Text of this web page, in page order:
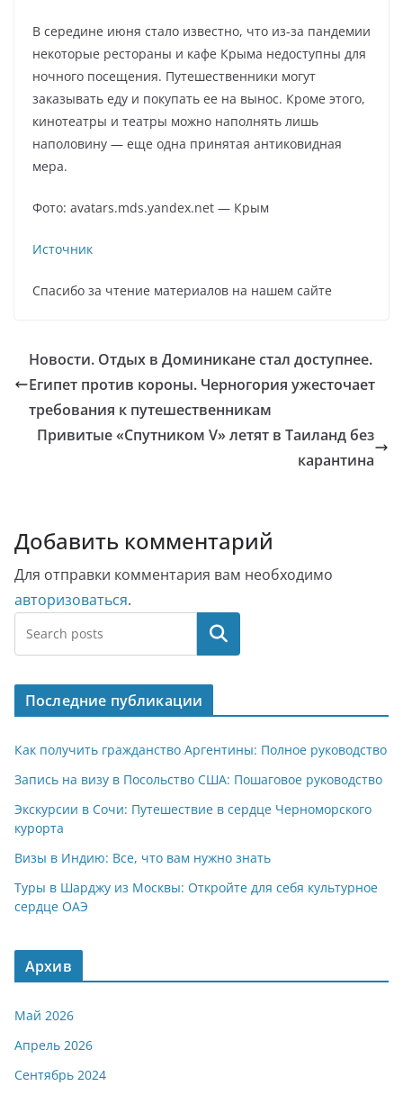
В середине июня стало известно, что из-за пандемии
некоторые рестораны и кафе Крыма недоступны для
ночного посещения. Путешественники могут
заказывать еду и покупать ее на вынос. Кроме этого,
кинотеатры и театры можно наполнять лишь
наполовину — еще одна принятая антиковидная
мера.
Фото: avatars.mds.yandex.net — Крым
Источник
Спасибо за чтение материалов на нашем сайте
Новости. Отдых в Доминикане стал доступнее.
Египет против короны. Черногория ужесточает
требования к путешественникам
Привитые «Спутником V» летят в Таиланд без
карантина
Добавить комментарий
Для отправки комментария вам необходимо
авторизоваться.
Поиск
Последние публикации
Как получить гражданство Аргентины: Полное руководство
Запись на визу в Посольство США: Пошаговое руководство
Экскурсии в Сочи: Путешествие в сердце Черноморского
курорта
Визы в Индию: Все, что вам нужно знать
Туры в Шарджу из Москвы: Откройте для себя культурное
сердце ОАЭ
Архив
Май 2026
Апрель 2026
Сентябрь 2024